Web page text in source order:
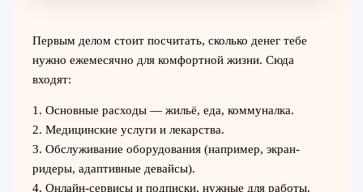
Первым делом стоит посчитать, сколько денег тебе
нужно ежемесячно для комфортной жизни. Сюда
входят:
1. Основные расходы — жильё, еда, коммуналка.
2. Медицинские услуги и лекарства.
3. Обслуживание оборудования (например, экран-
ридеры, адаптивные девайсы).
4. Онлайн-сервисы и подписки, нужные для работы.